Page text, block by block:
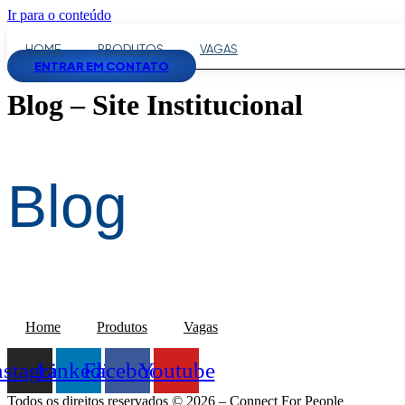
Ir para o conteúdo
HOME PRODUTOS
VAGAS
ENTRAR EM CONTATO
Blog – Site Institucional
Blog
Home Produtos Vagas
LinkedinFacebookYoutube
Todos os direitos reservados © 2026 – Connect For People